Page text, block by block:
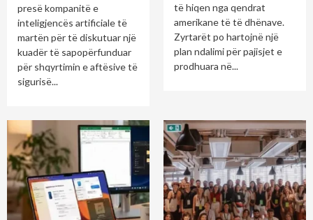
presë kompanitë e
inteligjencës artificiale të
martën për të diskutuar një
kuadër të sapopërfunduar
për shqyrtimin e aftësive të
sigurisë...
të hiqen nga qendrat
amerikane të të dhënave.
Zyrtarët po hartojnë një
plan ndalimi për pajisjet e
prodhuara në...